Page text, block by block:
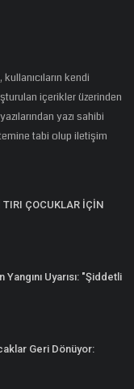
kendi
içerikler üzerinden
yazı sahibi
tabi olup iletişim
TIRI ÇOCUKLAR İÇİN
Yangını Uyarısı: "Şiddetli
Geri Dönüyor: